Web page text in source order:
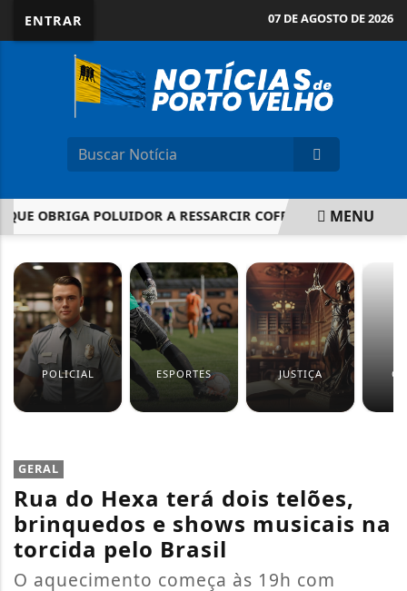
ENTRAR 07 DE AGOSTO DE 2026
POLUIDOR A RESSARCIR COFRES PÚBLICOS MAIS
MENU
POLICIAL ESPORTES JUSTIÇA
GERAL
Rua do Hexa terá dois telões,
brinquedos e shows musicais na
torcida pelo Brasil
O aquecimento começa às 19h com